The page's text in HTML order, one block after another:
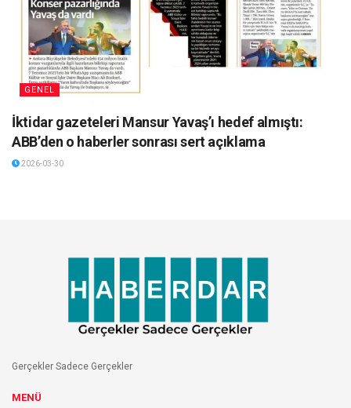
GENEL
İktidar gazeteleri Mansur Yavaş’ı hedef almıştı:
ABB’den o haberler sonrası sert açıklama
2026-03-30
Gerçekler Sadece Gerçekler
MENÜ